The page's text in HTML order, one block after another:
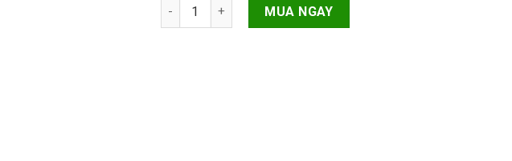
Ép cổ cáp màn hình Samsung Galaxy S20 Ultra G988 quantity
MUA NGAY